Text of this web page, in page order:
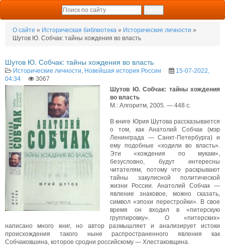
О сайте » Историческая библиотека » Исторические личности »
Шутов Ю. Собчак: тайны хождения во власть
Шутов Ю. Собчак: тайны хождения во власть
Исторические личности Новейшая история России
15-07-2022,
04:34
3067
Шутов Ю. Собчак: тайны хождения
во власть
М.: Алгоритм, 2005. — 448 с.
В книге Юрия Шутова рассказывается
о том, как Анатолий Собчак (мэр
Ленинграда — Санкт-Петербурга) и
ему подобные «ходили во власть».
Эти «хождения по мукам»,
безусловно, будут интересны
читателям, потому что раскрывают
тайны закулисной политической
жизни России. Анатолий Собчак —
явление знаковое, можно сказать,
символ «эпохи перестройки». В свое
время он входил в «питерскую
группировку». О «питерских»
написано много книг, но автор размышляет и анализирует истоки
происхождения такого ныне распространенного явления как
Собчаковшина, которое сродни российскому — Хлестаковщина.